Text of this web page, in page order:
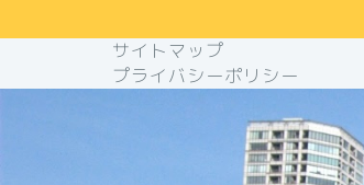
サイトマップ
プライバシーポリシー